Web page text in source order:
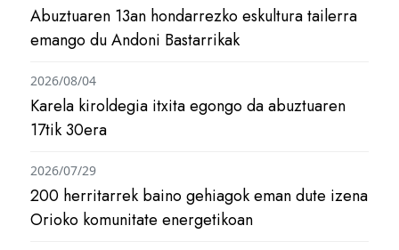
Abuztuaren 13an hondarrezko eskultura tailerra
emango du Andoni Bastarrikak
Karela kiroldegia itxita egongo da abuztuaren
17tik 30era
2026/08/04
200 herritarrek baino gehiagok eman dute izena
Orioko komunitate energetikoan
2026/07/29